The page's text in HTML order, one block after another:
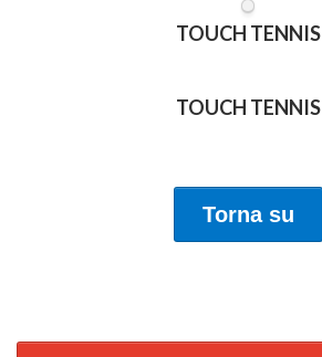
TOUCH TENNIS
TOUCH TENNIS
Torna su